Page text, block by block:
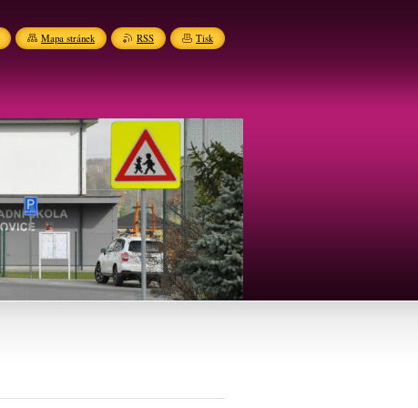
Mapa stránek RSS Tisk